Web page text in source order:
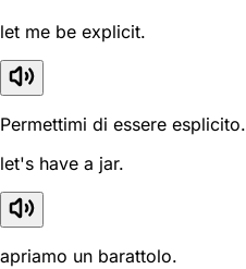
let me be explicit.
Permettimi di essere esplicito.
let's have a jar.
apriamo un barattolo.